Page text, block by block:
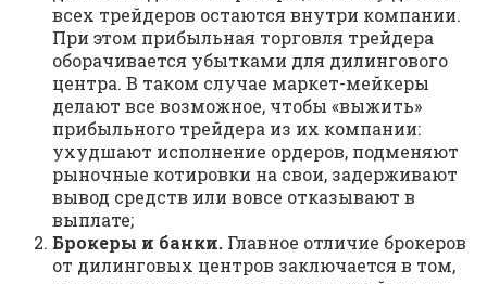
всех трейдеров остаются внутри компании.
При этом прибыльная торговля трейдера
оборачивается убытками для дилингового
центра. В таком случае маркет-мейкеры
делают все возможное, чтобы «выжить»
прибыльного трейдера из их компании:
ухудшают исполнение ордеров, подменяют
рыночные котировки на свои, задерживают
вывод средств или вовсе отказывают в
выплате;
Брокеры и банки. Главное отличие брокеров
от дилинговых центров заключается в том,